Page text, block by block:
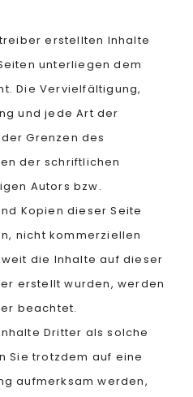
erstellten Inhalte
unterliegen dem
Die Vervielfältigung,
und jede Art der
Grenzen des
der schriftlichen
Autors bzw.
Kopien dieser Seite
nicht kommerziellen
die Inhalte auf dieser
erstellt wurden, werden
beachtet.
Dritter als solche
Sie trotzdem auf eine
aufmerksam werden,